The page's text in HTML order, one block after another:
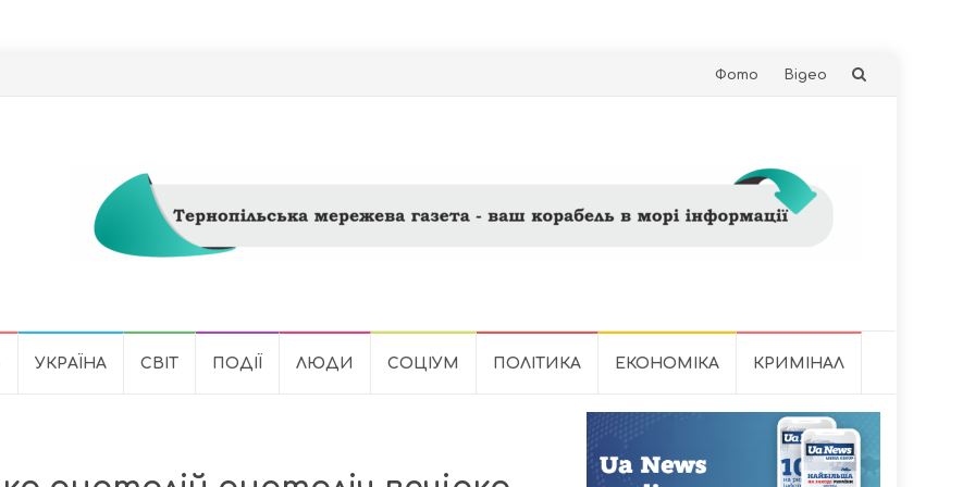
Skip
Фото Відео
УКРАЇНА СВІТ ПОДІЇ ЛЮДИ СОЦІУМ ПОЛІТИКА ЕКОНОМІКА КРИМІНАЛ